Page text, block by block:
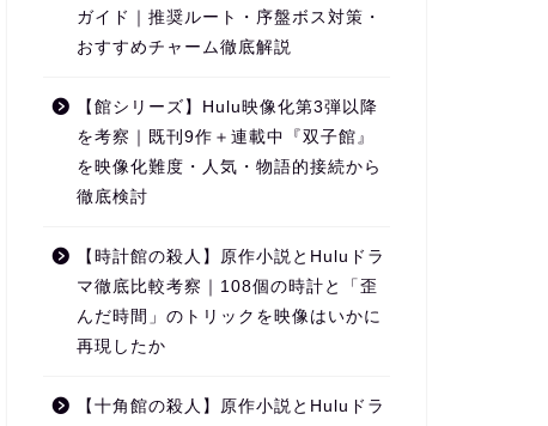
ガイド｜推奨ルート・序盤ボス対策・
おすすめチャーム徹底解説
【館シリーズ】Hulu映像化第3弾以降
を考察｜既刊9作＋連載中『双子館』
を映像化難度・人気・物語的接続から
徹底検討
【時計館の殺人】原作小説とHuluドラ
マ徹底比較考察｜108個の時計と「歪
んだ時間」のトリックを映像はいかに
再現したか
【十角館の殺人】原作小説とHuluドラ